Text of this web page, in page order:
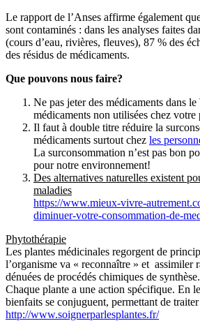
Le rapport de l’Anses affirme également
sont contaminés : dans les analyses faites
(cours d’eau, rivières, fleuves), 87 % des
des résidus de médicaments.
Que pouvons nous faire?
Ne pas jeter des médicaments dans
médicaments non utilisées chez votre
Il faut à double titre réduire la
médicaments surtout chez les
La surconsommation n’est pas bon
pour notre environnement!
Des alternatives naturelles existent
maladies
https://www.mieux-vivre-
diminuer-votre-consommation-de-
Phytothérapie
Les plantes médicinales regorgent de
l’organisme va « reconnaître » et assimiler
dénuées de procédés chimiques de synthèse.
Chaque plante a une action spécifique. En
bienfaits se conjuguent, permettant de
http://www.soignerparlesplantes.fr/